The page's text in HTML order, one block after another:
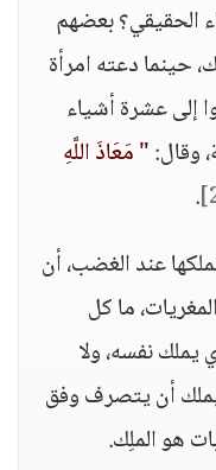
الحقيقي؟ بعضهم
حينما دعته امرأة
إلى عشرة أشياء
وقال:" مَعَاذَ اللَّهِ
.
عند الغضب، أن
ما كل
يملك نفسه، ولا
يملك أن يتصرف وفق
هو الملِك.